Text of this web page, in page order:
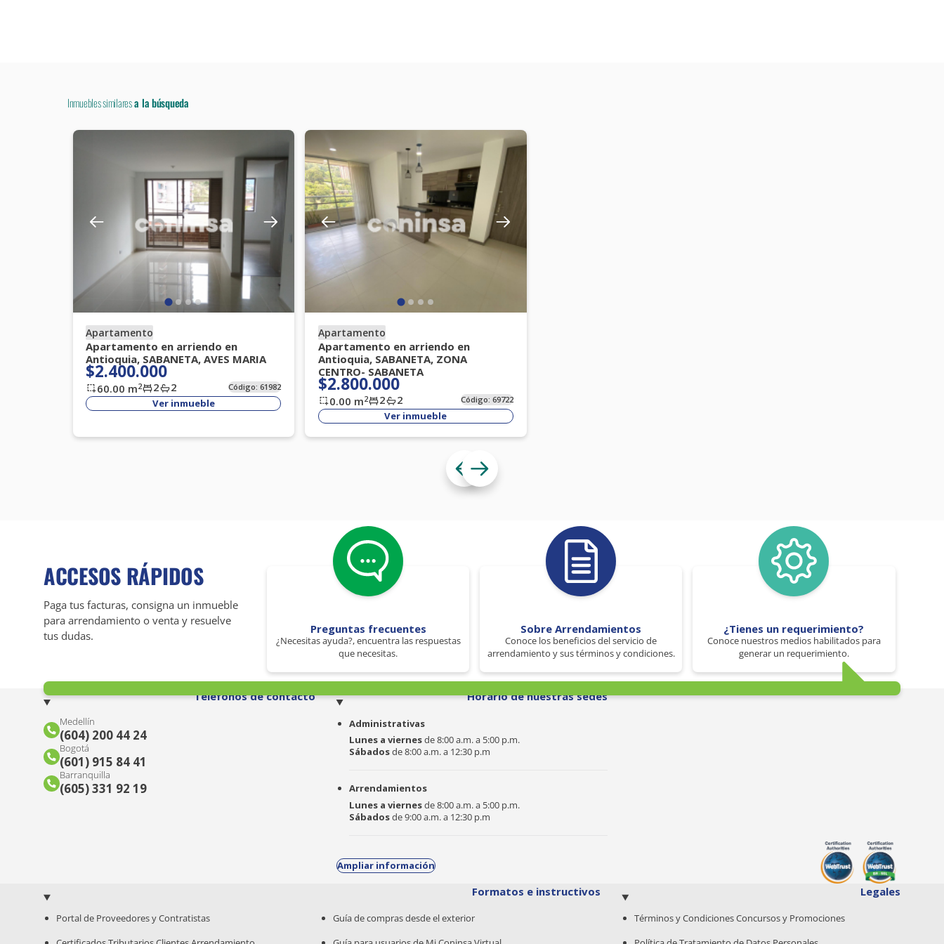
Inmuebles similaresa la búsqueda
Apartamento
Apartamento en arriendo en
Antioquia, SABANETA, AVES MARIA
$2.400.000
60.00 m2 2 2 Código:61982
Ver inmueble
Apartamento
Apartamento en arriendo en
Antioquia, SABANETA, ZONA
CENTRO- SABANETA
$2.800.000
0.00 m2 2 2 Código:69722
Ver inmueble
ACCESOS RÁPIDOS
Paga tus facturas, consigna un inmueble
para arrendamiento o venta y resuelve
tus dudas.
Preguntas frecuentes
¿Necesitas ayuda?, encuentra las respuestas
que necesitas.
Sobre Arrendamientos
Conoce los beneficios del servicio de
arrendamiento y sus términos y condiciones.
¿Tienes un requerimiento?
Conoce nuestros medios habilitados para
generar un requerimiento.
Teléfonos de contacto
Medellín
(604) 200 44 24
Bogotá
(601) 915 84 41
Barranquilla
(605) 331 92 19
Horario de nuestras sedes
Administrativas
Lunes a viernesde 8:00 a.m. a 5:00 p.m.
Sábadosde 8:00 a.m. a 12:30 p.m
Arrendamientos
Lunes a viernesde 8:00 a.m. a 5:00 p.m.
Sábadosde 9:00 a.m. a 12:30 p.m
Ampliar información
Formatos e instructivos
Portal de Proveedores y Contratistas
Guía de compras desde el exterior
Legales
Términos y Condiciones Concursos y Promociones